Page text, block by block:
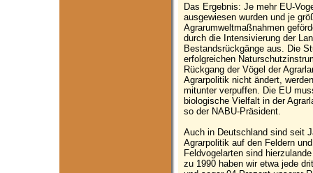
Das Ergebnis: Je mehr EU-
ausgewiesen wurden und je
Agrarumweltmaßnahmen
durch die Intensivierung der
Bestandsrückgänge aus. Die
erfolgreichen
Rückgang der Vögel der
Agrarpolitik nicht ändert,
mitunter verpuffen. Die EU
biologische Vielfalt in der
so der NABU-Präsident.
Auch in Deutschland sind seit
Agrarpolitik auf den Feldern
Feldvogelarten sind
zu 1990 haben wir etwa jede